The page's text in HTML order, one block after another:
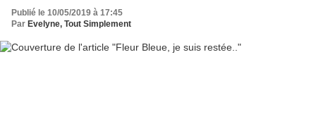
Publié le 10/05/2019 à 17:45
Par Evelyne, Tout Simplement